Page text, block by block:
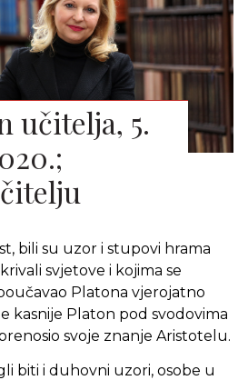
učitelja, 5.
bili su uzor i stupovi hrama
svjetove i kojima se
Platona vjerojatno
kasnije Platon pod svodovima
svoje znanje Aristotelu.
i duhovni uzori, osobe u